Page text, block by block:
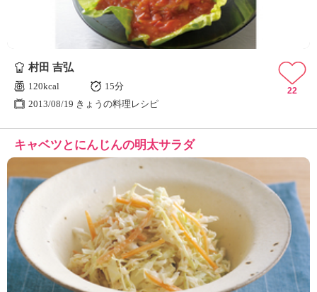
村田 吉弘
120kcal
15分
2013/08/19 きょうの料理レシピ
22
キャベツとにんじんの明太サラダ